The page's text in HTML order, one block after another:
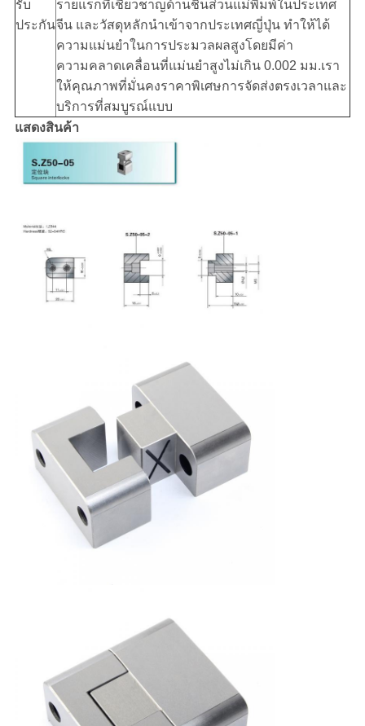
รับ
ประกัน
รายแรกที่เชี่ยวชาญด้านชิ้นส่วนแม่พิมพ์ในประเทศ
จีน และวัสดุหลักนำเข้าจากประเทศญี่ปุ่น ทำให้ได้
ความแม่นยำในการประมวลผลสูงโดยมีค่า
ความคลาดเคลื่อนที่แม่นยำสูงไม่เกิน 0.002 มม.เรา
ให้คุณภาพที่มั่นคงราคาพิเศษการจัดส่งตรงเวลาและ
บริการที่สมบูรณ์แบบ
แสดงสินค้า